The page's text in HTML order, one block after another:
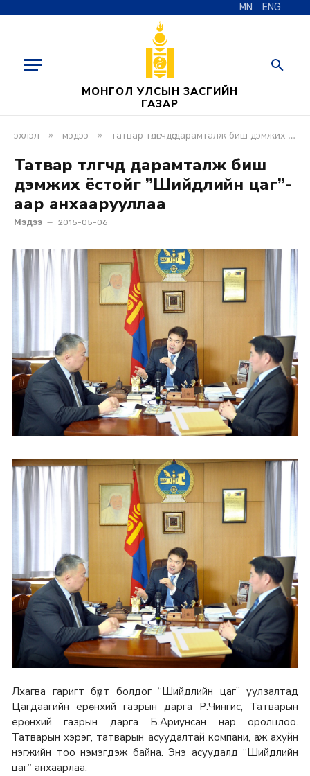
MN ENG
МОНГОЛ УЛСЫН ЗАСГИЙН
ГАЗАР
эхлэл » мэдээ » татвар төлөгчдөө дарамталж биш дэмжих ёстойг ”шийдлийн цаг”-аар анхаарууллаа
Татвар төлөгчдөө дарамталж биш
дэмжих ёстойг ”Шийдлийн цаг”-
аар анхаарууллаа
Мэдээ 2015-05-06
Лхагва гаригт бүрт болдог “Шийдлийн цаг” уулзалтад
Цагдаагийн ерөнхий газрын дарга Р.Чингис, Татварын
ерөнхий газрын дарга Б.Ариунсан нар оролцлоо.
Татварын хэрэг, татварын асуудалтай компани, аж ахуйн
нэгжийн тоо нэмэгдэж байна. Энэ асуудалд “Шийдлийн
цаг” анхаарлаа.